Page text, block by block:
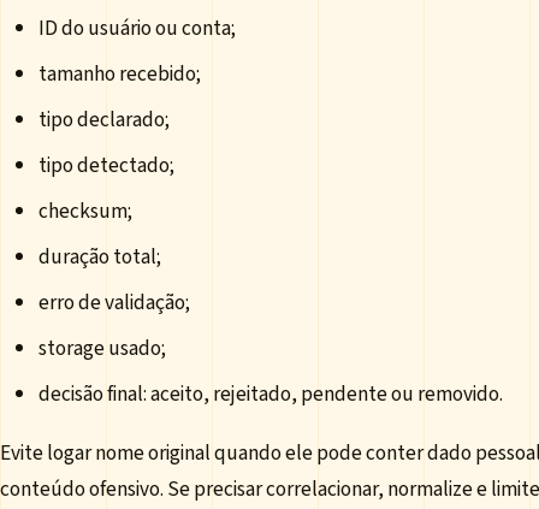
ID do usuário ou conta;
tamanho recebido;
tipo declarado;
tipo detectado;
checksum;
duração total;
erro de validação;
storage usado;
decisão final: aceito, rejeitado, pendente ou removido.
Evite logar nome original quando ele pode conter dado
conteúdo ofensivo. Se precisar correlacionar, normalize e